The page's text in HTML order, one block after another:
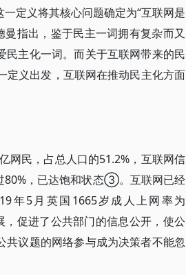
定义将其核心问题确定为“互联网是
指出，鉴于民主一词拥有复杂而又
主化一词。而关于互联网带来的民
义出发，互联网在推动民主化方面
网民，占总人口的51.2%，互联网信
80%，已达饱和状态③。互联网已经
年5月英国1665岁成人上网率为
促进了公共部门的信息公开，使公
共议题的网络参与成为决策者不能忽